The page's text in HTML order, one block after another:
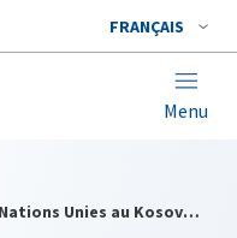
FRANÇAIS
Menu
Le nouveau chef de la mission des Nations Unies au Kosovo (MINUK) en visite à l’OTAN